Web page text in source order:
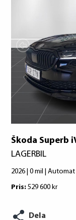
Škoda Superb
LAGERBIL
2026 | 0 mil |
Pris: 529 600 kr
Dela